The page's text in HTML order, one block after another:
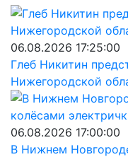
06.08.2026 17:25:00
Глеб Никитин
Нижегородской
06.08.2026 17:00:00
В Нижнем